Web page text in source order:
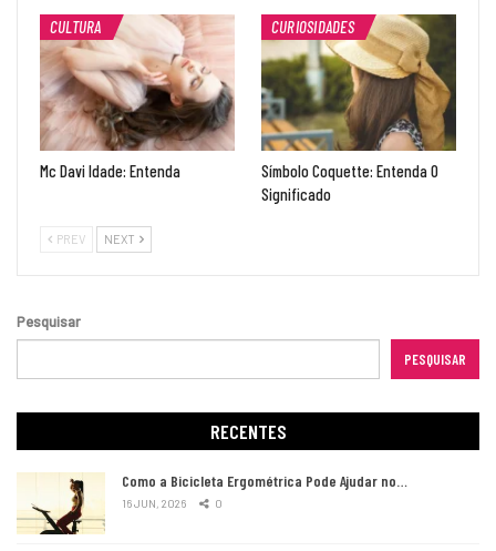
CULTURA
Mc Davi Idade: Entenda
CURIOSIDADES
Símbolo Coquette: Entenda O
Significado
PREV NEXT
Pesquisar
PESQUISAR
RECENTES
Como a Bicicleta Ergométrica Pode Ajudar no…
16 JUN, 2026 0